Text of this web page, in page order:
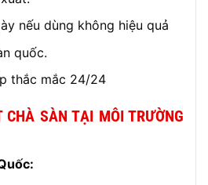
nếu dùng không hiệu quả
quốc.
thắc mắc 24/24
CHÀ SÀN TẠI MÔI TRƯỜNG